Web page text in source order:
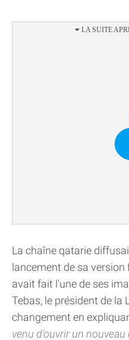
La chaîne qatarie
lancement de sa version
avait fait l'une de ses
Tebas, le président de la
changement en
venu d'ouvrir un